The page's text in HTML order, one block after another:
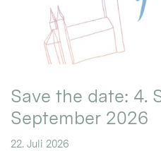
Save the date: 4.
September 2026
22. Juli 2026